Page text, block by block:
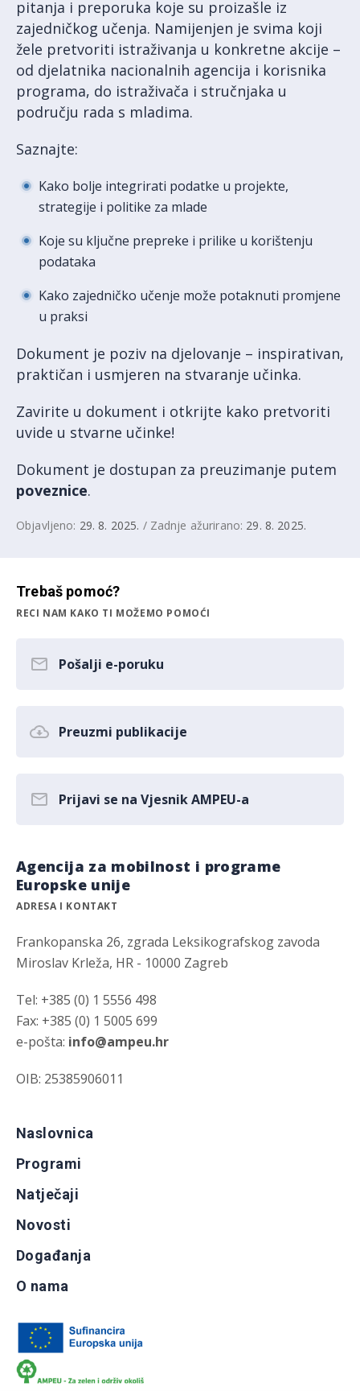
pitanja i preporuka koje su proizašle iz
zajedničkog učenja. Namijenjen je svima koji
žele pretvoriti istraživanja u konkretne akcije –
od djelatnika nacionalnih agencija i korisnika
programa, do istraživača i stručnjaka u
području rada s mladima.
Saznajte:
Kako bolje integrirati podatke u projekte,
strategije i politike za mlade
Koje su ključne prepreke i prilike u korištenju
podataka
Kako zajedničko učenje može potaknuti promjene
u praksi
Dokument je poziv na djelovanje – inspirativan,
praktičan i usmjeren na stvaranje učinka.
Zavirite u dokument i otkrijte kako pretvoriti
uvide u stvarne učinke!
Dokument je dostupan za preuzimanje putem
poveznice.
Objavljeno: 29. 8. 2025. / Zadnje ažurirano: 29. 8. 2025.
Trebaš pomoć?
RECI NAM KAKO TI MOŽEMO POMOĆI
Pošalji e-poruku
Preuzmi publikacije
Prijavi se na Vjesnik AMPEU-a
Agencija za mobilnost i programe
Europske unije
ADRESA I KONTAKT
Frankopanska 26, zgrada Leksikografskog zavoda
Miroslav Krleža, HR - 10000 Zagreb
Tel: +385 (0) 1 5556 498
Fax: +385 (0) 1 5005 699
e-pošta: info@ampeu.hr
OIB: 25385906011
Naslovnica
Programi
Natječaji
Novosti
Događanja
O nama